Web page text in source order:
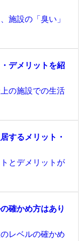
施設の「臭い」
デメリットを紹
の施設での生活
するメリット・
とデメリットが
確かめ方はあり
レベルの確かめ